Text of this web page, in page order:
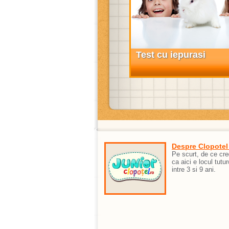
Test cu iepurasi
Despre
Pe scurt, de ce
ca aici e locul
intre 3 si 9 ani.